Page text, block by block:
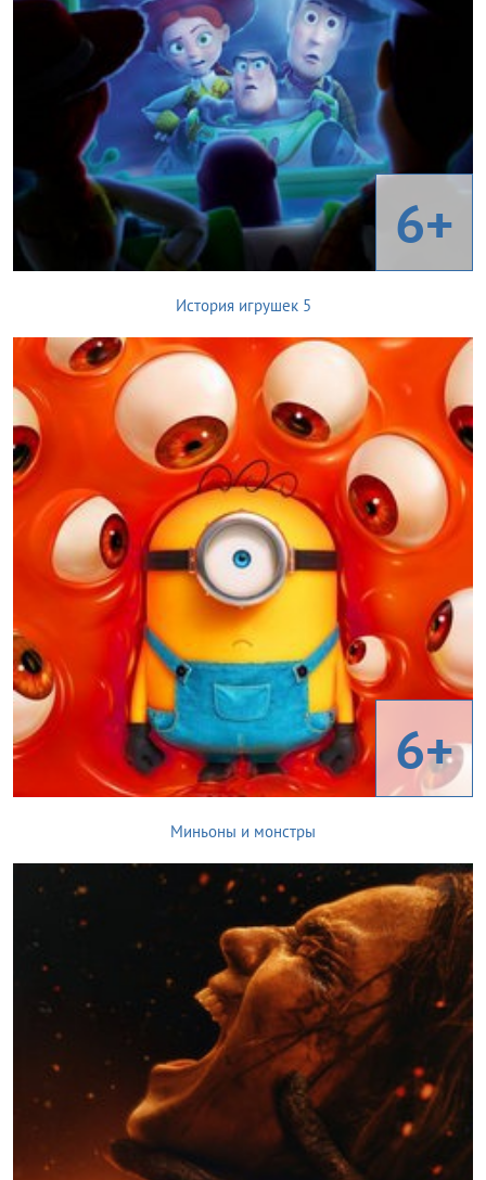
6+
История игрушек 5
6+
Миньоны и монстры